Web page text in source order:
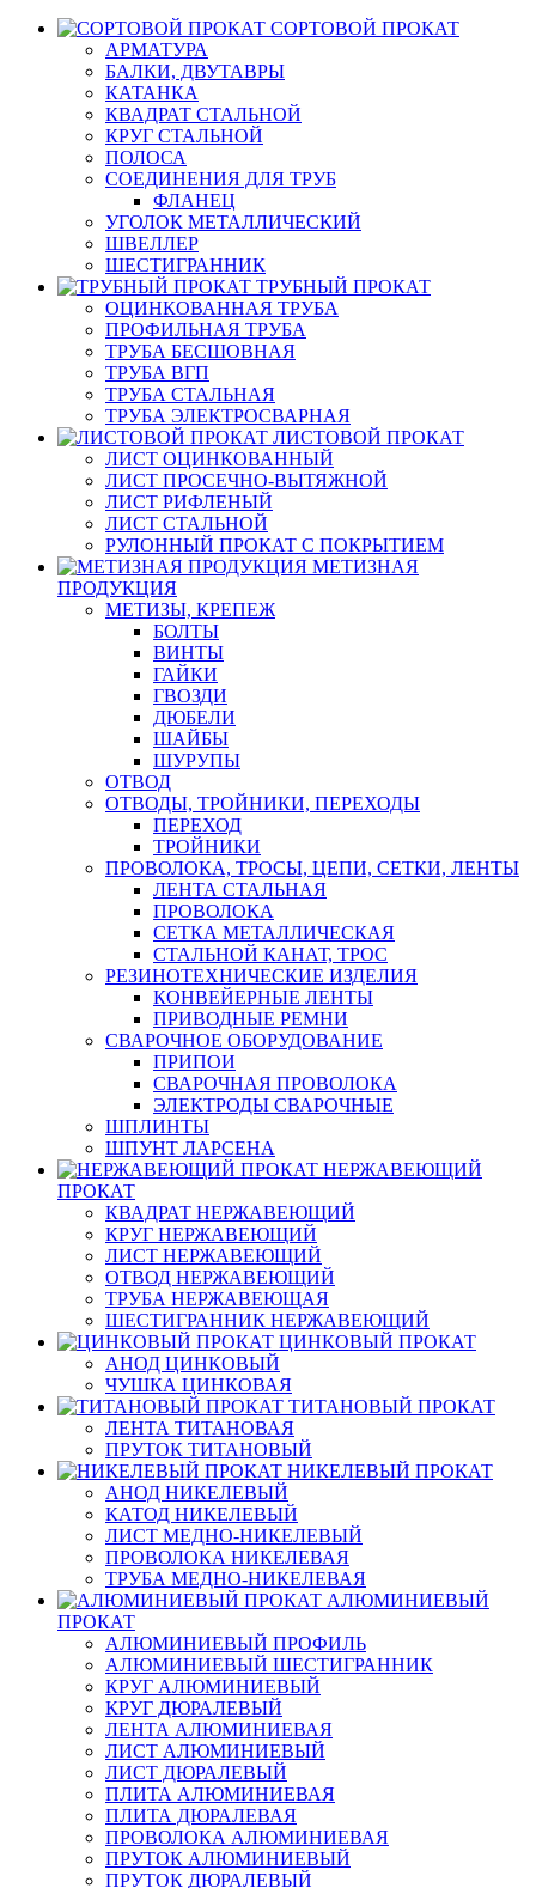
СОРТОВОЙ ПРОКАТ
АРМАТУРА
БАЛКИ, ДВУТАВРЫ
КАТАНКА
КВАДРАТ СТАЛЬНОЙ
КРУГ СТАЛЬНОЙ
ПОЛОСА
СОЕДИНЕНИЯ ДЛЯ ТРУБ
ФЛАНЕЦ
УГОЛОК МЕТАЛЛИЧЕСКИЙ
ШВЕЛЛЕР
ШЕСТИГРАННИК
ТРУБНЫЙ ПРОКАТ
ОЦИНКОВАННАЯ ТРУБА
ПРОФИЛЬНАЯ ТРУБА
ТРУБА БЕСШОВНАЯ
ТРУБА ВГП
ТРУБА СТАЛЬНАЯ
ТРУБА ЭЛЕКТРОСВАРНАЯ
ЛИСТОВОЙ ПРОКАТ
ЛИСТ ОЦИНКОВАННЫЙ
ЛИСТ ПРОСЕЧНО-ВЫТЯЖНОЙ
ЛИСТ РИФЛЕНЫЙ
ЛИСТ СТАЛЬНОЙ
РУЛОННЫЙ ПРОКАТ С ПОКРЫТИЕМ
МЕТИЗНАЯ
ПРОДУКЦИЯ
МЕТИЗЫ, КРЕПЕЖ
БОЛТЫ
ВИНТЫ
ГАЙКИ
ГВОЗДИ
ДЮБЕЛИ
ШАЙБЫ
ШУРУПЫ
ОТВОД
ОТВОДЫ, ТРОЙНИКИ, ПЕРЕХОДЫ
ПЕРЕХОД
ТРОЙНИКИ
ПРОВОЛОКА, ТРОСЫ, ЦЕПИ, СЕТКИ, ЛЕНТЫ
ЛЕНТА СТАЛЬНАЯ
ПРОВОЛОКА
СЕТКА МЕТАЛЛИЧЕСКАЯ
СТАЛЬНОЙ КАНАТ, ТРОС
РЕЗИНОТЕХНИЧЕСКИЕ ИЗДЕЛИЯ
КОНВЕЙЕРНЫЕ ЛЕНТЫ
ПРИВОДНЫЕ РЕМНИ
СВАРОЧНОЕ ОБОРУДОВАНИЕ
ПРИПОИ
СВАРОЧНАЯ ПРОВОЛОКА
ЭЛЕКТРОДЫ СВАРОЧНЫЕ
ШПЛИНТЫ
ШПУНТ ЛАРСЕНА
НЕРЖАВЕЮЩИЙ
ПРОКАТ
КВАДРАТ НЕРЖАВЕЮЩИЙ
КРУГ НЕРЖАВЕЮЩИЙ
ЛИСТ НЕРЖАВЕЮЩИЙ
ОТВОД НЕРЖАВЕЮЩИЙ
ТРУБА НЕРЖАВЕЮЩАЯ
ШЕСТИГРАННИК НЕРЖАВЕЮЩИЙ
ЦИНКОВЫЙ ПРОКАТ
АНОД ЦИНКОВЫЙ
ЧУШКА ЦИНКОВАЯ
ТИТАНОВЫЙ ПРОКАТ
ЛЕНТА ТИТАНОВАЯ
ПРУТОК ТИТАНОВЫЙ
НИКЕЛЕВЫЙ ПРОКАТ
АНОД НИКЕЛЕВЫЙ
КАТОД НИКЕЛЕВЫЙ
ЛИСТ МЕДНО-НИКЕЛЕВЫЙ
ПРОВОЛОКА НИКЕЛЕВАЯ
ТРУБА МЕДНО-НИКЕЛЕВАЯ
АЛЮМИНИЕВЫЙ
ПРОКАТ
АЛЮМИНИЕВЫЙ ПРОФИЛЬ
АЛЮМИНИЕВЫЙ ШЕСТИГРАННИК
КРУГ АЛЮМИНИЕВЫЙ
КРУГ ДЮРАЛЕВЫЙ
ЛЕНТА АЛЮМИНИЕВАЯ
ЛИСТ АЛЮМИНИЕВЫЙ
ЛИСТ ДЮРАЛЕВЫЙ
ПЛИТА АЛЮМИНИЕВАЯ
ПЛИТА ДЮРАЛЕВАЯ
ПРОВОЛОКА АЛЮМИНИЕВАЯ
ПРУТОК АЛЮМИНИЕВЫЙ
ПРУТОК ДЮРАЛЕВЫЙ